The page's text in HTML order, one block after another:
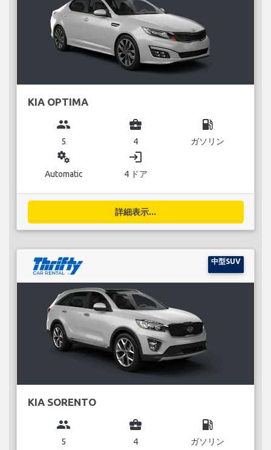
KIA OPTIMA
group
5
business_center
4
local_gas_station
ガソリン
miscellaneous_services
Automatic
login
4 ドア
詳細表示...
中型SUV
KIA SORENTO
group
5
business_center
4
local_gas_station
ガソリン